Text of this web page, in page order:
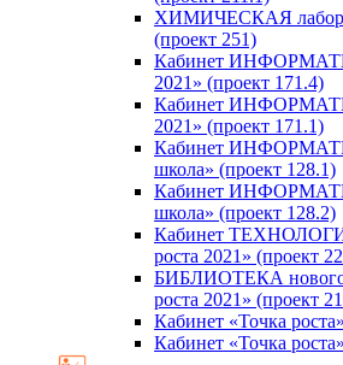
ХИМИЧЕСКАЯ
(проект 251)
Кабинет
2021» (проект 171.4)
Кабинет
2021» (проект 171.1)
Кабинет
школа» (проект 128.1)
Кабинет
школа» (проект 128.2)
Кабинет
роста 2021» (проект
БИБЛИОТЕКА нового
роста 2021» (проект
Кабинет «Точка
Кабинет «Точка